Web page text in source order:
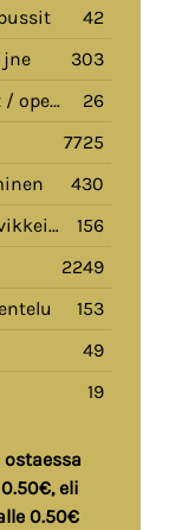
42
303
26
7725
430
156
2249
153
49
19
eli
0.50€